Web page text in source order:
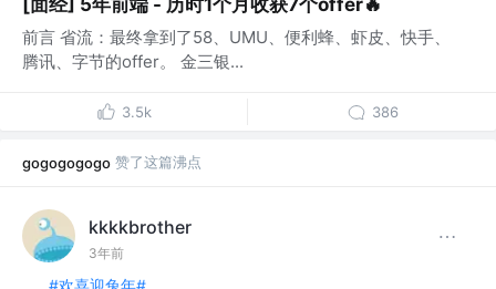
[面经] 5年前端 - 历时1个月收获7个offer🔥
前言 省流：最终拿到了58、UMU、便利蜂、虾皮、快手、
腾讯、字节的offer。 金三银...
3.5k 386
gogogogogo 赞了这篇沸点
kkkkbrother
3年前